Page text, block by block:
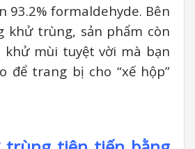
93.2% formaldehyde. Bên
khử trùng, sản phẩm còn
mùi tuyệt vời mà bạn
để trang bị cho “xế hộp”